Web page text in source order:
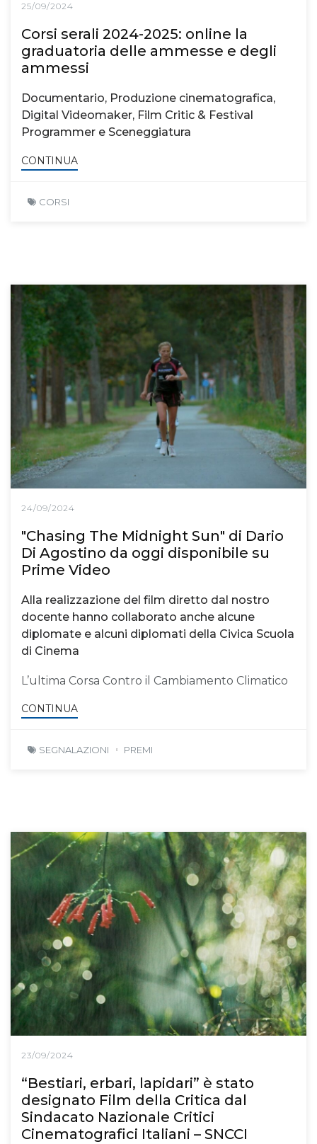
25/09/2024
Corsi serali 2024-2025: online la
graduatoria delle ammesse e degli
ammessi
Documentario, Produzione cinematografica,
Digital Videomaker, Film Critic & Festival
Programmer e Sceneggiatura
CONTINUA
CORSI
24/09/2024
"Chasing The Midnight Sun" di Dario
Di Agostino da oggi disponibile su
Prime Video
Alla realizzazione del film diretto dal nostro
docente hanno collaborato anche alcune
diplomate e alcuni diplomati della Civica Scuola
di Cinema
L’ultima Corsa Contro il Cambiamento Climatico
CONTINUA
SEGNALAZIONI PREMI
23/09/2024
“Bestiari, erbari, lapidari” è stato
designato Film della Critica dal
Sindacato Nazionale Critici
Cinematografici Italiani – SNCCI